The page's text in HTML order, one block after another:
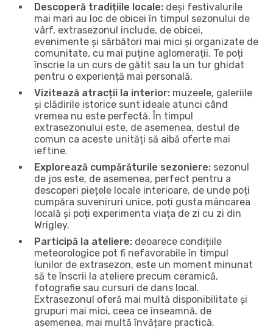
Descoperă tradițiile locale: deși festivalurile
mai mari au loc de obicei în timpul sezonului de
vârf, extrasezonul include, de obicei,
evenimente și sărbători mai mici și organizate de
comunitate, cu mai puține aglomerații. Te poți
înscrie la un curs de gătit sau la un tur ghidat
pentru o experiență mai personală.
Vizitează atracții la interior: muzeele, galeriile
și clădirile istorice sunt ideale atunci când
vremea nu este perfectă. În timpul
extrasezonului este, de asemenea, destul de
comun ca aceste unități să aibă oferte mai
ieftine.
Explorează cumpărăturile sezoniere: sezonul
de jos este, de asemenea, perfect pentru a
descoperi piețele locale interioare, de unde poți
cumpăra suveniruri unice, poți gusta mâncarea
locală și poți experimenta viața de zi cu zi din
Wrigley.
Participă la ateliere: deoarece condițiile
meteorologice pot fi nefavorabile în timpul
lunilor de extrasezon, este un moment minunat
să te înscrii la ateliere precum ceramică,
fotografie sau cursuri de dans local.
Extrasezonul oferă mai multă disponibilitate și
grupuri mai mici, ceea ce înseamnă, de
asemenea, mai multă învățare practică.